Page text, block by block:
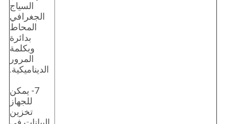
السياج
الجغرافي
المحاط
بدائرة
وبكلمة
المرور
الديناميكية.
7- يمكن
للجهاز
تخزين